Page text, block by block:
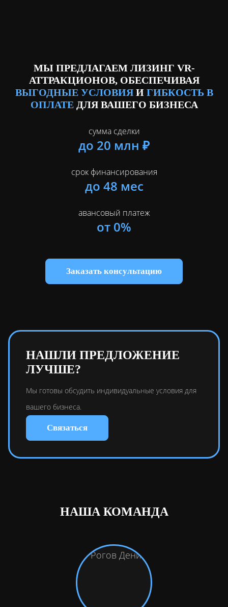
МЫ ПРЕДЛАГАЕМ ЛИЗИНГ VR-
АТТРАКЦИОНОВ, ОБЕСПЕЧИВАЯ
ВЫГОДНЫЕ УСЛОВИЯИ ГИБКОСТЬ В
ОПЛАТЕДЛЯ ВАШЕГО БИЗНЕСА
сумма сделки
до 20 млн ₽
срок финансирования
до 48 мес
авансовый платеж
от 0%
Заказать консультацию
НАШЛИ ПРЕДЛОЖЕНИЕ
ЛУЧШЕ?
Мы готовы обсудить индивидуальные условия для
вашего бизнеса.
Связаться
НАША КОМАНДА